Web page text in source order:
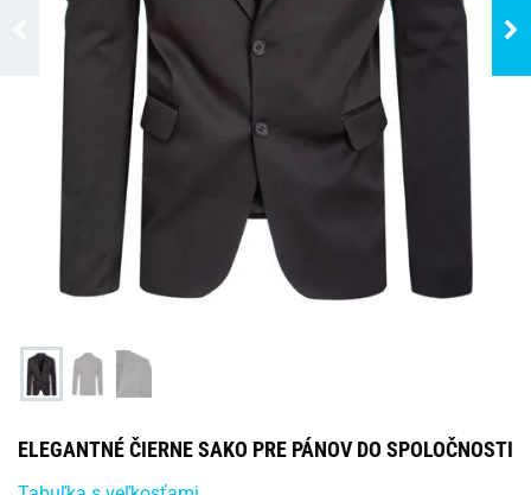
ELEGANTNÉ ČIERNE SAKO PRE PÁNOV DO SPOLOČNOSTI